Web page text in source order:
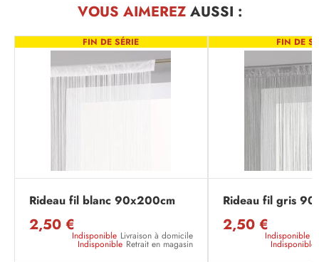
VOUS AIMEREZAUSSI :
FIN DE SÉRIE
Rideau fil blanc 90x200cm
2,50 €
Indisponible Livraison à domicile
Indisponible Retrait en magasin
FIN DE
Rideau fil gris
2,50 €
Indisponible
Indisponible